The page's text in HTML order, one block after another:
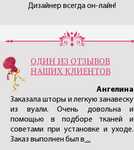
Дизайнер всегда он-лайн!
ОДИН ИЗ ОТЗЫВОВ
НАШИХ КЛИЕНТОВ
Ангелина
Заказала шторы и легкую занавеску
из вуали. Очень довольна и
помощью в подборе тканей и
советами при установке и уходе.
Заказ выполнен был в ...